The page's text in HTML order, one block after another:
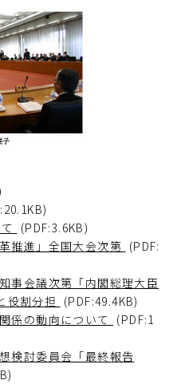
(PDF:3.6KB)
推進」全国大会次第 (PDF:
事会議次第「内閣総理大臣
役割分担 (PDF:49.4KB)
係の動向について
(PDF:1
検討委員会「最終報告